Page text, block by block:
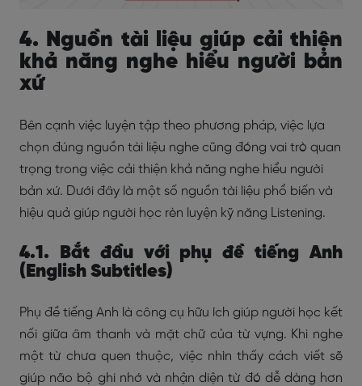
4. Nguồn tài liệu giúp cải thiện
khả năng nghe hiểu người bản
xứ
Bên cạnh việc luyện tập theo phương pháp, việc lựa
chọn đúng nguồn tài liệu nghe cũng đóng vai trò quan
trọng trong việc cải thiện khả năng nghe hiểu người
bản xứ. Dưới đây là một số nguồn tài liệu phổ biến và
hiệu quả giúp người học rèn luyện kỹ năng Listening.
4.1. Bắt đầu với phụ đề tiếng Anh
(English Subtitles)
Phụ đề tiếng Anh là công cụ hữu ích giúp người học kết
nối giữa âm thanh và mặt chữ của từ vựng. Khi nghe
một từ chưa quen thuộc, việc nhìn thấy cách viết sẽ
giúp não bộ ghi nhớ và nhận diện từ đó dễ dàng hơn